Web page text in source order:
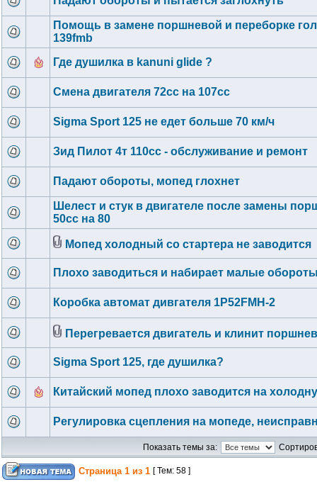
Помощь в замене поршневой и переборке
139fmb
Где душилка в kanuni glide ?
Смена двигателя 72сс на 107сс
Sigma Sport 125 не едет больше 70 км/ч
Зид Пилот 4т 110сс - обслуживание и ремонт
Падают обороты, мопед глохнет
Шелест и стук в двигателе после замены
50сс на 80
Мопед холодный со стартера не заводится
Плохо заводиться и набирает малые
Коробка автомат дивгателя 1P52FMH-2
Перегревается двигатель и клинит
Sigma Sport 125, где душилка?
Китайский мопед плохо заводится на
Регулировка сцепления на мопеде,
Показать темы за:
Страница 1 из 1 [ Тем: 58 ]